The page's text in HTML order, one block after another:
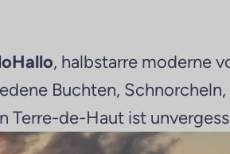
, halbstarre moderne
Buchten,
Terre-de-Haut ist